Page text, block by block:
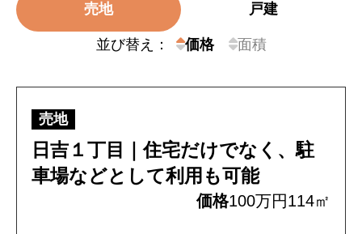
売地 戸建
並び替え： 価格 面積
売地
日吉１丁目｜住宅だけでなく、駐
車場などとして利用も可能
価格100万円114㎡